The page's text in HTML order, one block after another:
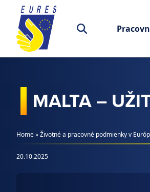
Prejsť na obsah
MALTA –
Home»Životné a pracovné podmienky v
20.10.2025